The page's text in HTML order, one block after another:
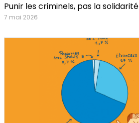
Punir les criminels, pas la solidarité
7 mai 2026